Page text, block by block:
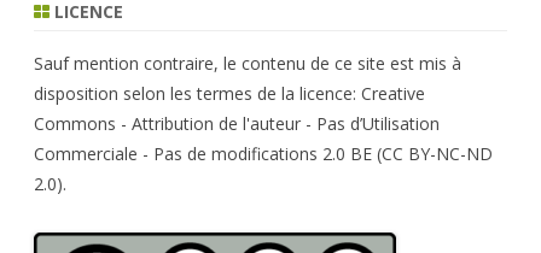
h
LICENCE
Sauf mention contraire, le contenu de ce site est mis à
disposition selon les termes de la licence: Creative
Commons - Attribution de l'auteur - Pas d’Utilisation
Commerciale - Pas de modifications 2.0 BE (CC BY-NC-ND
2.0).